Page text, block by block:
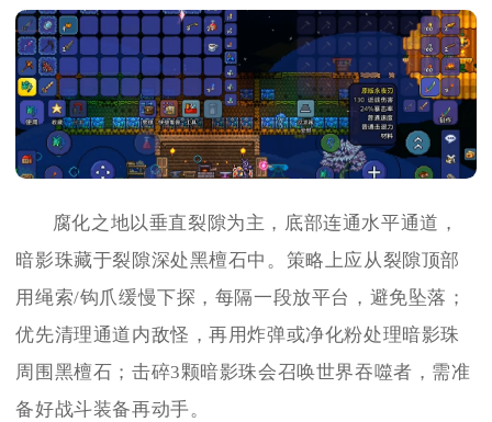
腐化之地以垂直裂隙为主，底部连通水平通道，
暗影珠藏于裂隙深处黑檀石中。策略上应从裂隙顶部
用绳索/钩爪缓慢下探，每隔一段放平台，避免坠落；
优先清理通道内敌怪，再用炸弹或净化粉处理暗影珠
周围黑檀石；击碎3颗暗影珠会召唤世界吞噬者，需准
备好战斗装备再动手。